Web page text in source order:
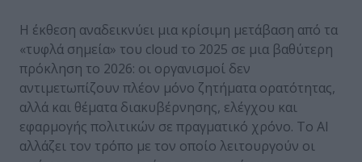
Η έκθεση αναδεικνύει μια κρίσιμη μετάβαση από τα
«τυφλά σημεία» του cloud το 2025 σε μια βαθύτερη
πρόκληση το 2026: οι οργανισμοί δεν
αντιμετωπίζουν πλέον μόνο ζητήματα ορατότητας,
αλλά και θέματα διακυβέρνησης, ελέγχου και
εφαρμογής πολιτικών σε πραγματικό χρόνο. Το AI
αλλάζει τον τρόπο με τον οποίο λειτουργούν οι